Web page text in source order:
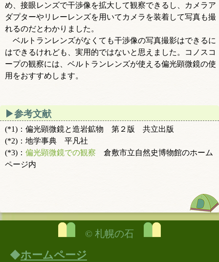
め、接眼レンズで干渉像を拡大して観察できるし、カメラア
ダプターやリレーレンズを用いてカメラを装着して写真も撮
れるのだとわかりました。
ベルトランレンズがなくても干渉像の写真撮影はできるに
はできるけれども、実用的ではないと思えました。コノスコ
ープの観察には、ベルトランレンズが使える偏光顕微鏡の使
用をおすすめします。
参考文献
(*1)：偏光顕微鏡と造岩鉱物 第２版 共立出版
(*2)：地学事典 平凡社
(*3)： 偏光顕微鏡での観察 倉敷市立自然史博物館のホーム
ページ内
© 札幌の石
◆ホームページ